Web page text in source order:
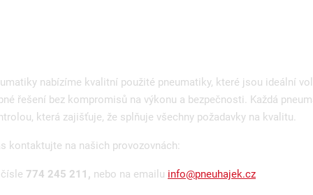
nabízíme kvalitní použité pneumatiky, které jsou ideální
řešení bez kompromisů na výkonu a bezpečnosti. Každá
která zajišťuje, že splňuje všechny požadavky na kvalitu.
kontaktujte na našich provozovnách:
774 245 211, nebo na emailu info@pneuhajek.cz